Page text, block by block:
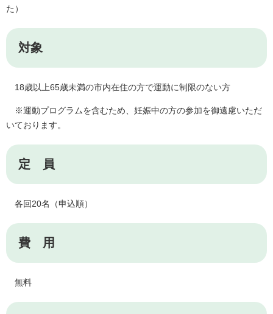
た）
対象
18歳以上65歳未満の市内在住の方で運動に制限のない方
※運動プログラムを含むため、妊娠中の方の参加を御遠慮いただ
いております。
定 員
各回20名（申込順）
費 用
無料